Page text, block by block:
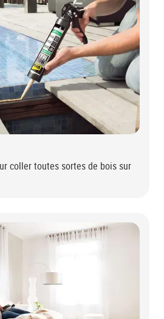
coller toutes sortes de bois sur